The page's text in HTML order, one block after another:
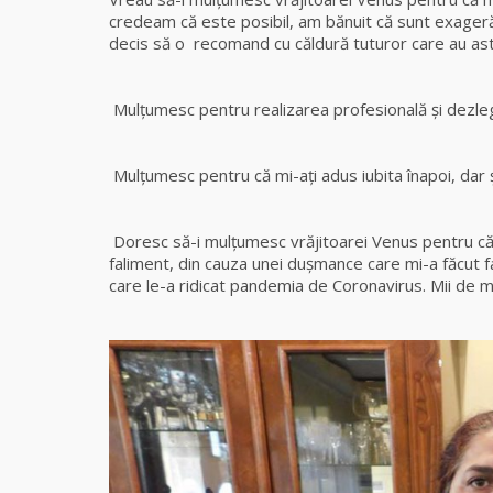
credeam că este posibil, am bănuit că sunt
decis să o recomand cu căldură tuturor care au
Mulţumesc pentru realizarea profesională şi
Mulţumesc pentru că mi-aţi adus iubita înapoi,
Doresc să-i mulţumesc vrăjitoarei Venus pentru
faliment, din cauza unei dușmance care mi-a
care le-a ridicat pandemia de Coronavirus. Mii de